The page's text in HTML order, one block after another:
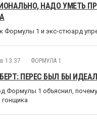
НАДО УМЕТЬ
Формулы 1 и экс-стюард
13:37 ФОРМУЛА 1
ПЕРЕС БЫЛ БЫ
Формулы 1 объяснил,
гонщика